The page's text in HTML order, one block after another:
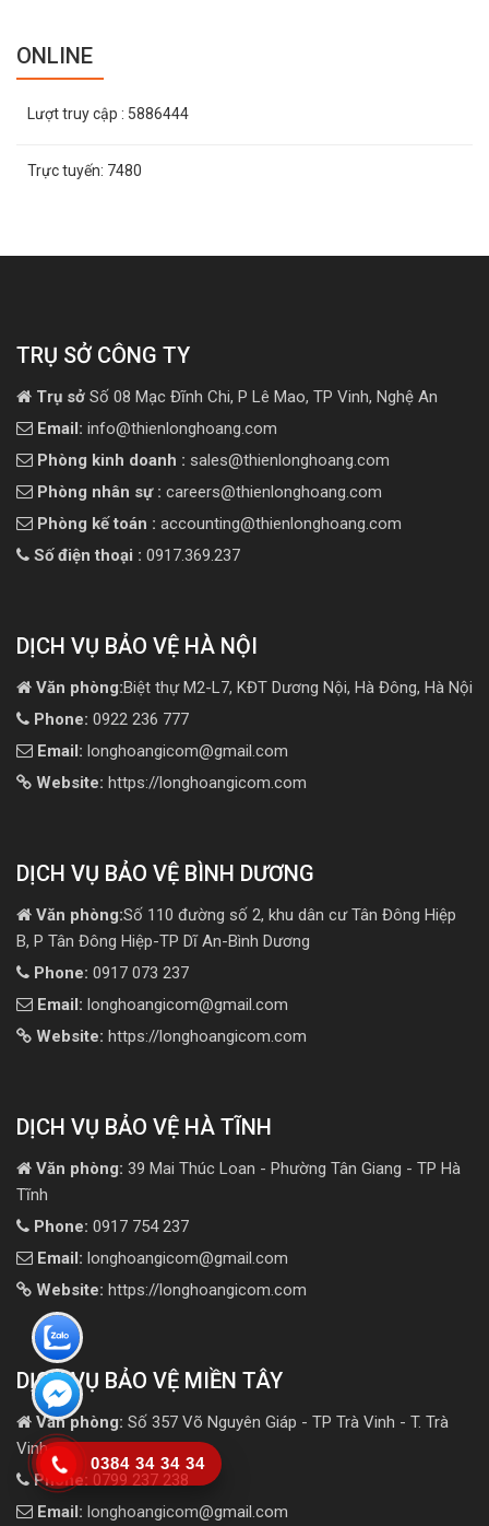
ONLINE
Lượt truy cập : 5886444
Trực tuyến: 7480
TRỤ SỞ CÔNG TY
Trụ sở Số 08 Mạc Đĩnh Chi, P Lê Mao, TP Vinh, Nghệ An
Email: info@thienlonghoang.com
Phòng kinh doanh : sales@thienlonghoang.com
Phòng nhân sự : careers@thienlonghoang.com
Phòng kế toán : accounting@thienlonghoang.com
Số điện thoại : 0917.369.237
DỊCH VỤ BẢO VỆ HÀ NỘI
Văn phòng:Biệt thự M2-L7, KĐT Dương Nội, Hà Đông, Hà Nội
Phone: 0922 236 777
Email: longhoangicom@gmail.com
Website: https://longhoangicom.com
DỊCH VỤ BẢO VỆ BÌNH DƯƠNG
Văn phòng:Số 110 đường số 2, khu dân cư Tân Đông Hiệp
B, P Tân Đông Hiệp-TP Dĩ An-Bình Dương
Phone: 0917 073 237
Email: longhoangicom@gmail.com
Website: https://longhoangicom.com
DỊCH VỤ BẢO VỆ HÀ TĨNH
Văn phòng: 39 Mai Thúc Loan - Phường Tân Giang - TP Hà
Tĩnh
Phone: 0917 754 237
Email: longhoangicom@gmail.com
Website: https://longhoangicom.com
DỊCH VỤ BẢO VỆ MIỀN TÂY
Văn phòng: Số 357 Võ Nguyên Giáp - TP Trà Vinh - T. Trà
Vinh
Phone: 0799 237 238
Email: longhoangicom@gmail.com
0384 34 34 34